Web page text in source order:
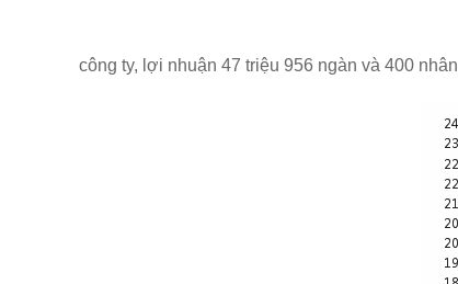
công ty, lợi nhuận 47 triệu 956 ngàn và 400